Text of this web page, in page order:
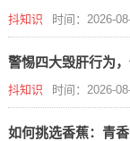
抖知识 时间：2026-
警惕四大毁肝行为
抖知识 时间：2026-
如何挑选香蕉：青